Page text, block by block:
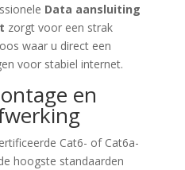
Data aansluiting
zorgt voor een strak
waar u direct een
voor stabiel internet.
en
Cat6- of Cat6a-
hoogste standaarden